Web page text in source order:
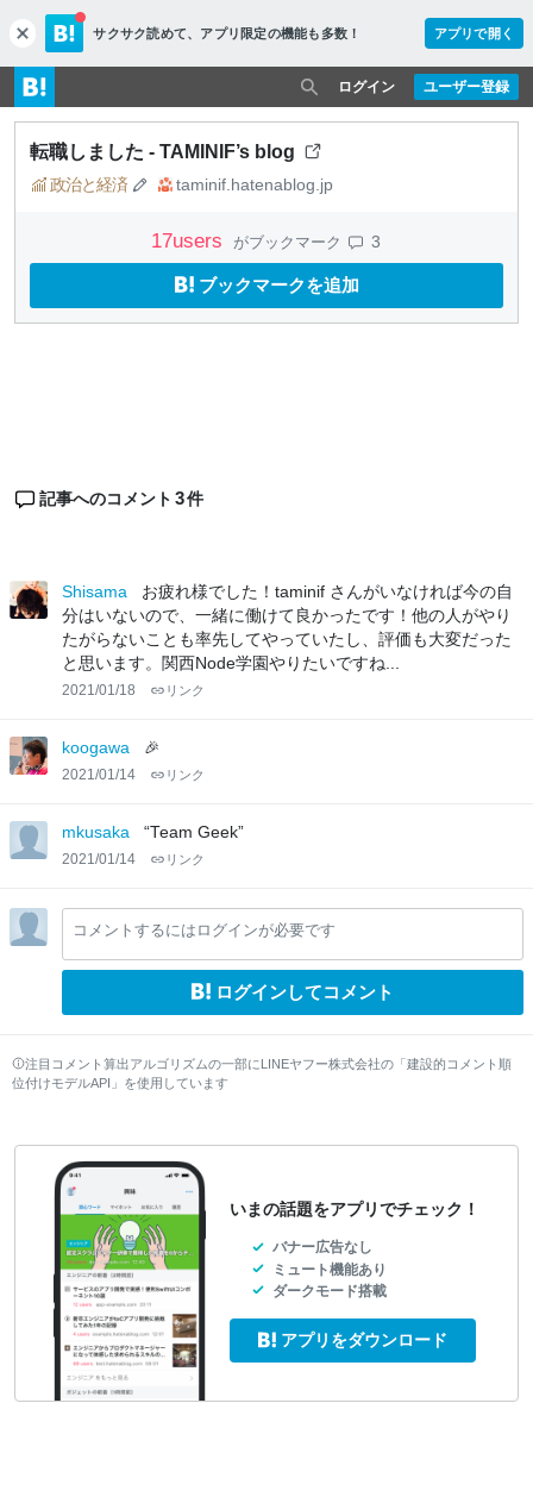
c
l
o
s
e
サクサク読めて、 アプリ限定の機能も多数！ アプリで開く
ユーザー登録
ログイン
転職しました - TAMINIF’s blog
政治と経済 taminif.hatenablog.jp
17users がブックマーク 3
ブックマークを追加
記事へのコメント 3件
Shisama
お疲れ様でした！taminif さんがいなければ今の自
分はいないので、一緒に働けて良かったです！他の人がやり
たがらないことも率先してやっていたし、評価も大変だった
と思います。関西Node学園やりたいですね...
2021/01/18 リンク
koogawa 🎉
2021/01/14 リンク
mkusaka “Team Geek”
2021/01/14 リンク
コメントするにはログインが必要です
ログインしてコメント
注目コメント算出アルゴリズムの一部にLINEヤフー株式会社の「建設的コメント順
位付けモデルAPI」を使用しています
いまの話題をアプリでチェック！
バナー広告なし
ミュート機能あり
ダークモード搭載
アプリをダウンロード